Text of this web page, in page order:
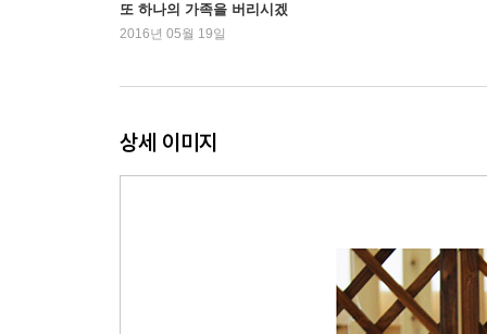
또 하나의 가족을 버리시겠
습니까?
2016년 05월 19일
상세 이미지